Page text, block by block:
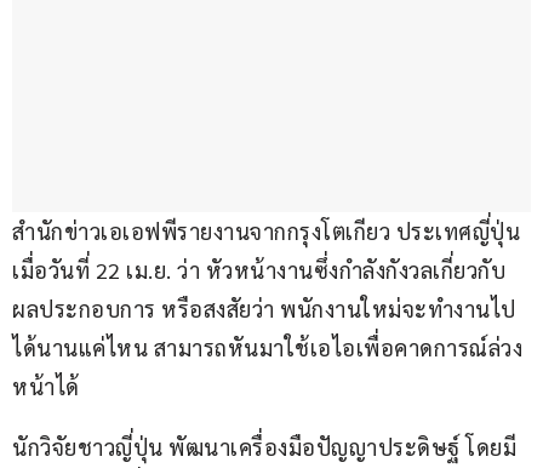
สำนักข่าวเอเอฟพีรายงานจากกรุงโตเกียว ประเทศญี่ปุ่น
เมื่อวันที่ 22 เม.ย. ว่า หัวหน้างานซึ่งกำลังกังวลเกี่ยวกับ
ผลประกอบการ หรือสงสัยว่า พนักงานใหม่จะทำงานไป
ได้นานแค่ไหน สามารถหันมาใช้เอไอเพื่อคาดการณ์ล่วง
หน้าได้
นักวิจัยชาวญี่ปุ่น พัฒนาเครื่องมือปัญญาประดิษฐ์ โดยมี